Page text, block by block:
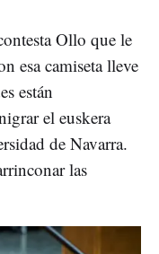
Ollo que le
esa camiseta lleve
están
el euskera
de Navarra.
las